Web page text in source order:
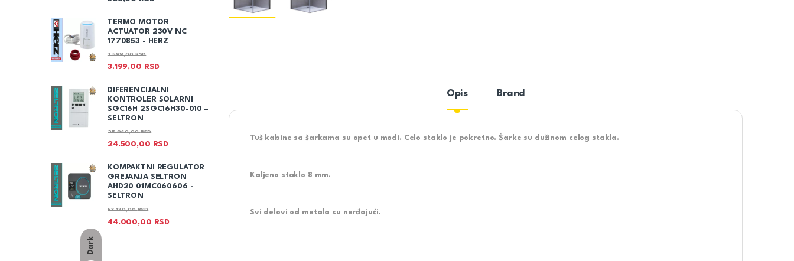
Dark
Opis Brand
Tuš kabine sa šarkama su opet u modi. Celo staklo je pokretno. Šarke su dužinom celog stakla.
Kaljeno staklo 8 mm.
Svi delovi od metala su nerđajući.
TERMO MOTOR
ACTUATOR 230V NC
1770853 - HERZ
3.199,00 RSD
3.599,00RSD
DIFERENCIJALNI
KONTROLER SOLARNI
SGC16H 2SGC16H30-010 –
SELTRON
24.500,00 RSD
25.940,00RSD
KOMPAKTNI REGULATOR
GREJANJA SELTRON
AHD20 01MC060606 -
SELTRON
44.000,00 RSD
53.170,00RSD